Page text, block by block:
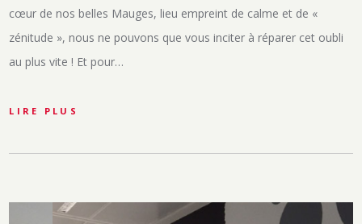
cœur de nos belles Mauges, lieu empreint de calme et de «
zénitude », nous ne pouvons que vous inciter à réparer cet oubli
au plus vite ! Et pour…
LIRE PLUS